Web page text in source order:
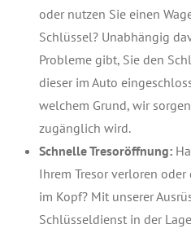
oder nutzen Sie einen
Schlüssel? Unabhängig
Probleme gibt, Sie den
dieser im Auto
welchem Grund, wir
zugänglich wird.
Schnelle Tresoröffnung:
Ihrem Tresor verloren
im Kopf? Mit unserer
Schlüsseldienst in der